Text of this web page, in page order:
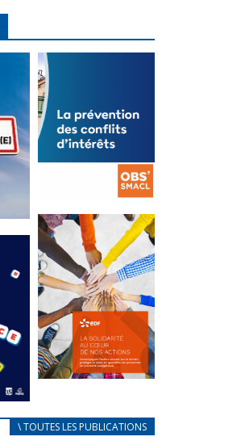
La
prévention
des conflits
d’intérêts
18 septembre 2023
FEUILLETER
au coeur de
nos actions
\ TOUTES LES PUBLICATIONS